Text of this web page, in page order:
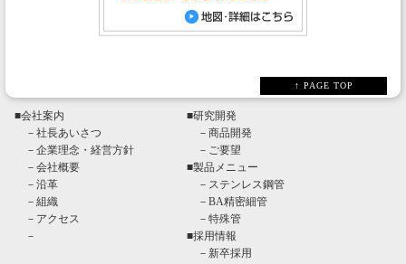
↑ PAGE TOP
■会社案内
－ 社長あいさつ
－ 企業理念・経営方針
－ 会社概要
－ 沿革
－ 組織
－ アクセス
－
■研究開発
－ 商品開発
－ ご要望
■製品メニュー
－ ステンレス鋼管
－ BA精密細管
－ 特殊管
■採用情報
－ 新卒採用